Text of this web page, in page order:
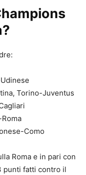
Torino-Juventus
Como
Roma e in pari con
punti fatti contro il